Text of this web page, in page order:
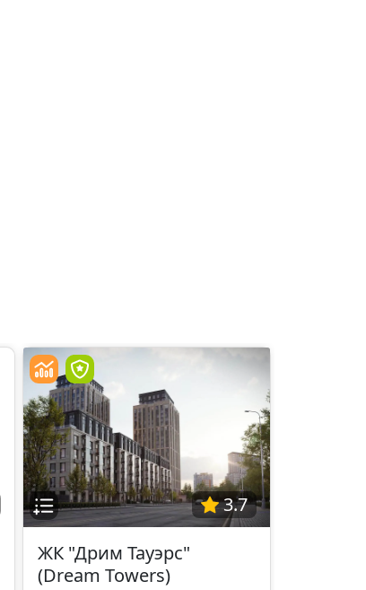
3.7
ЖК "Дрим Тауэрс"
(Dream Towers)